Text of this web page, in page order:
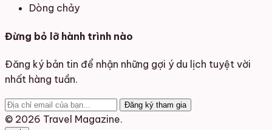
Dòng chảy
Đừng bỏ lỡ hành trình nào
Đăng ký bản tin để nhận những gợi ý du lịch tuyệt vời
nhất hàng tuần.
Đăng ký tham gia
© 2026 Travel Magazine.